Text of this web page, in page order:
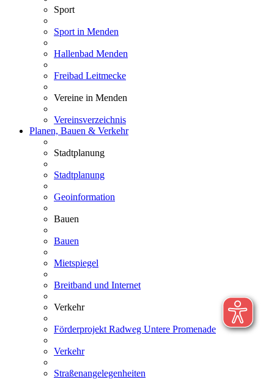
Sport
Sport in Menden
Hallenbad Menden
Freibad Leitmecke
Vereine in Menden
Vereinsverzeichnis
Planen, Bauen & Verkehr
Stadtplanung
Stadtplanung
Geoinformation
Bauen
Bauen
Mietspiegel
Breitband und Internet
Verkehr
Förderprojekt Radweg Untere Promenade
Verkehr
Straßenangelegenheiten